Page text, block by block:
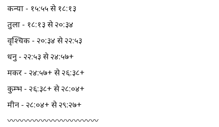
कन्या - १५:५५ से १८:१३
तुला - १८:१३ से २०:३४
वृश्चिक - २०:३४ से २२:५३
धनु - २२:५३ से २४:५७+
मकर - २४:५७+ से २६:३८+
कुम्भ - २६:३८+ से २८:०४+
मीन - २८:०४+ से २९:२७+
〰️〰️〰️〰️〰️〰️〰️〰️〰️〰️〰️